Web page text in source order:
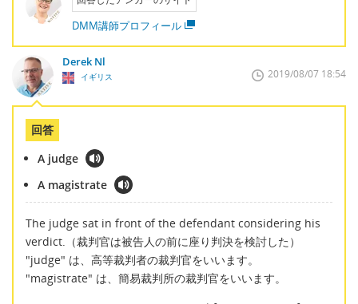
DMM講師プロフィール
Derek Nl
イギリス 2019/08/07 18:54
回答
A judge
A magistrate
The judge sat in front of the defendant considering his
verdict.（裁判官は被告人の前に座り判決を検討した）
"judge" は、高等裁判者の裁判官をいいます。
"magistrate" は、簡易裁判所の裁判官をいいます。